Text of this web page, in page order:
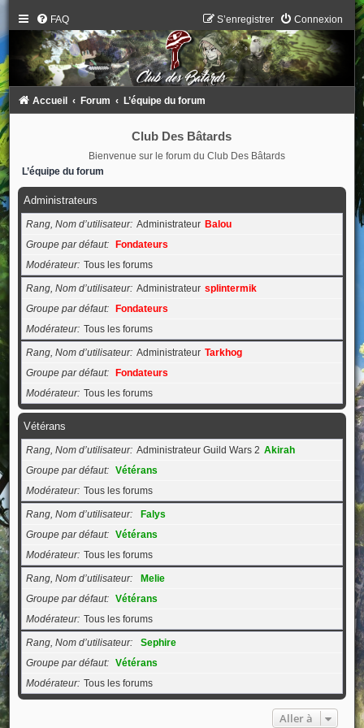
FAQ Connexion
S’enregistrer
Accueil Forum L’équipe du forum
Club Des Bâtards
Bienvenue sur le forum du Club Des Bâtards
L’équipe du forum
Administrateurs
Rang, Nom d’utilisateur Administrateur Balou
Groupe par défaut
Fondateurs
Modérateur Tous les forums
Rang, Nom d’utilisateur Administrateur splintermik
Groupe par défaut
Fondateurs
Modérateur Tous les forums
Rang, Nom d’utilisateur Administrateur Tarkhog
Groupe par défaut
Fondateurs
Modérateur Tous les forums
Vétérans
Rang, Nom d’utilisateur Administrateur Guild Wars 2 Akirah
Groupe par défaut
Vétérans
Modérateur Tous les forums
Rang, Nom d’utilisateur
Falys
Groupe par défaut
Vétérans
Modérateur Tous les forums
Rang, Nom d’utilisateur
Melie
Groupe par défaut
Vétérans
Modérateur Tous les forums
Rang, Nom d’utilisateur
Sephire
Groupe par défaut
Vétérans
Modérateur Tous les forums
Aller à